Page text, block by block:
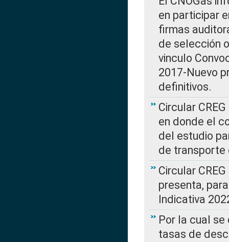
en participar
firmas
de selección
vinculo
2017-Nuevo
definitivos.
Circular
en donde el
del estudio
de transporte
Circular
presenta,
Indicativa
Por la cual
tasas de